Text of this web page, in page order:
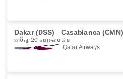
Dakar (DSS) Casablanca (CMN)
អាទិត្យ 20 កញ្ញា តាមដាន
Qatar Airways